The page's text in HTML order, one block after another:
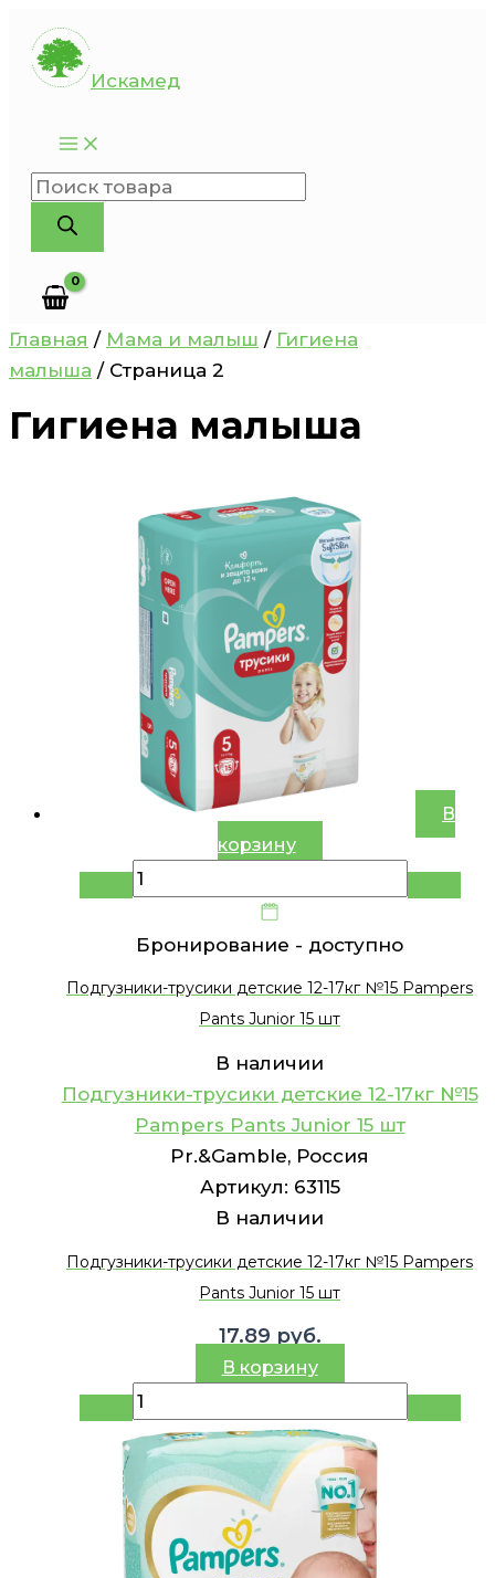
Перейти
содержимому
Искамед
Поиск
товаров
Главная / Мама и малыш / Гигиена
малыша / Страница 2
Гигиена малыша
В
корзину
Бронирование - доступно
Подгузники-трусики детские 12-17кг №15 Pampers
Pants Junior 15 шт
В наличии
Подгузники-трусики детские 12-17кг №15
Pampers Pants Junior 15 шт
Pr.&Gamble, Россия
Артикул: 63115
В наличии
Подгузники-трусики детские 12-17кг №15 Pampers
Pants Junior 15 шт
17.89 руб.
В корзину